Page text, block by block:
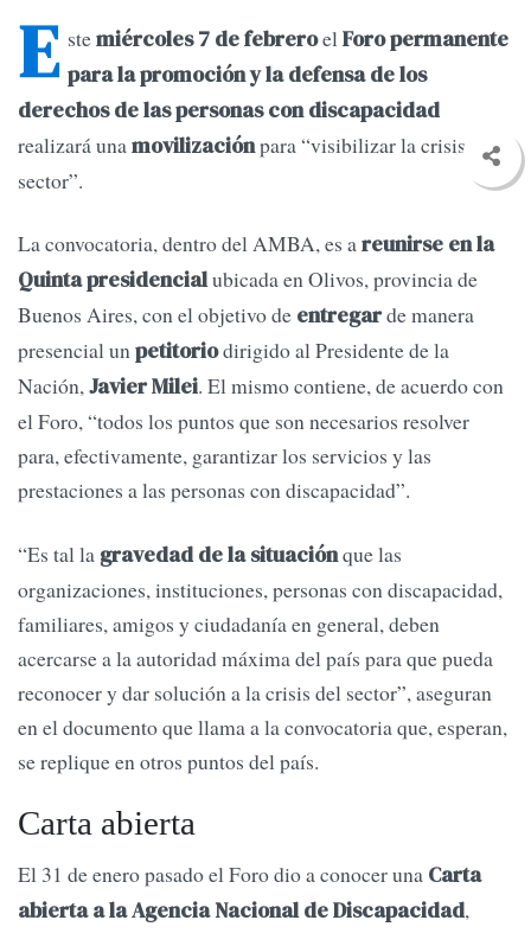
E stemiércoles 7 de febreroelForo permanente
para la promoción y la defensa de los
derechos de las personas con discapacidad
realizará unamovilizaciónpara “visibilizar la crisis del
sector”.
La convocatoria, dentro del AMBA, es areunirse en la
Quinta presidencialubicada en Olivos, provincia de
Buenos Aires, con el objetivo de entregarde manera
presencial unpetitoriodirigido al Presidente de la
Nación,Javier Milei. El mismo contiene, de acuerdo con
el Foro, “todos los puntos que son necesarios resolver
para, efectivamente, garantizar los servicios y las
prestaciones a las personas con discapacidad”.
“Es tal la gravedad de la situaciónque las
organizaciones, instituciones, personas con discapacidad,
familiares, amigos y ciudadanía en general, deben
acercarse a la autoridad máxima del país para que pueda
reconocer y dar solución a la crisis del sector”, aseguran
en el documento que llama a la convocatoria que, esperan,
se replique en otros puntos del país.
Carta abierta
El 31 de enero pasado el Foro dio a conocer una Carta
abierta a la Agencia Nacional de Discapacidad,